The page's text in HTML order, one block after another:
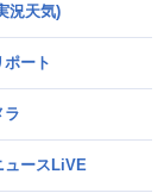
況天気)
ポート
ラ
ュースLiVE